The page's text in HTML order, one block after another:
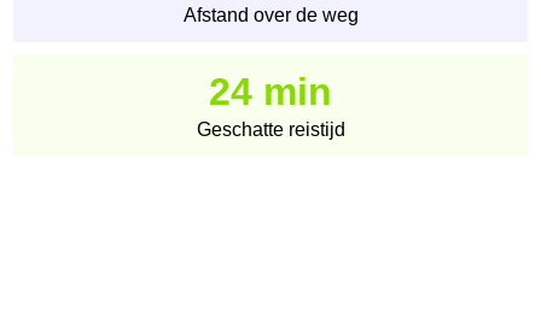
Afstand over de weg
24 min
Geschatte reistijd